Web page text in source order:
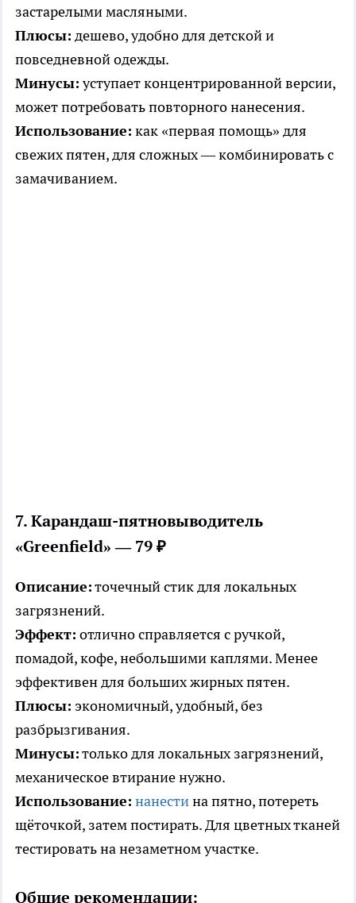
застарелыми масляными.
Плюсы: дешево, удобно для детской и
повседневной одежды.
Минусы:уступает концентрированной версии,
может потребовать повторного нанесения.
Использование: как «первая помощь» для
свежих пятен, для сложных — комбинировать с
замачиванием.
7. Карандаш-пятновыводитель
«Greenfield» — 79 ₽
Описание:точечный стик для локальных
загрязнений.
Эффект: отлично справляется с ручкой,
помадой, кофе, небольшими каплями. Менее
эффективен для больших жирных пятен.
Плюсы: экономичный, удобный, без
разбрызгивания.
Минусы:только для локальных загрязнений,
механическое втирание нужно.
Использование: нанестина пятно, потереть
щёточкой, затем постирать. Для цветных тканей
тестировать на незаметном участке.
Общие рекомендации: